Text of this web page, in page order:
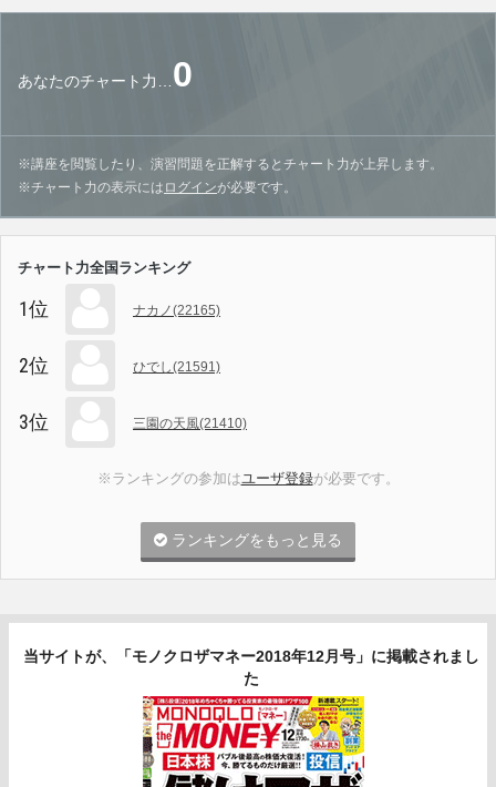
あなたのチャート力…0
※講座を閲覧したり、演習問題を正解するとチャート力が上昇します。
※チャート力の表示には ログインが必要です。
チャート力全国ランキング
1位 ナカノ(22165)
2位 ひでし(21591)
3位 三園の天風(21410)
※ランキングの参加はユーザ登録が必要です。
ランキングをもっと見る
当サイトが、「モノクロザマネー2018年12月号」に掲載されまし
た